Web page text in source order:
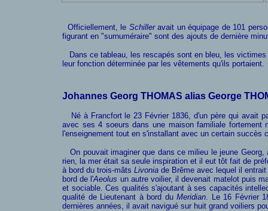
Officiellement, le Schilleravait un équipage de 101
figurant en "surnuméraire" sont des ajouts de dernière
Dans ce tableau, les rescapés sont en bleu, les
leur fonction déterminée par les vêtements qu'ils portaient.
Johannes Georg THOMAS alias George
Né à Francfort le 23 Février 1836, d'un père qui avait
avec ses 4 soeurs dans une maison familiale fortement
l'enseignement tout en s'installant avec un certain
On pouvait imaginer que dans ce milieu le jeune
rien, la mer était sa seule inspiration et il eut tôt fait de
à bord du trois-mâtsLivonia de Brême avec lequel il
bord de l'Aeolus un autre voilier, il devenait matelot puis
et sociable. Ces qualités s'ajoutant à ses capacités
qualité de Lieutenant à bord duMeridian. Le 16 Février
dernières années, il avait navigué sur huit grand voiliers